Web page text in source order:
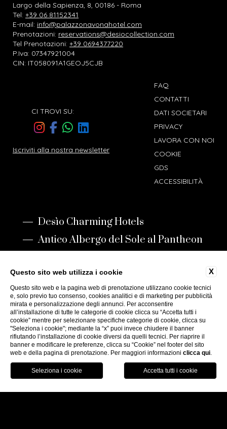
Largo della Sapienza, 8, 00186 - Roma
Tel: +39 06 81152341
E-mail: info@palazzonavonahotel.com
Prenotazioni: reservations@desiocollection.com
Tel Prenotazioni: +39 0694377220
P.Iva: 07347921004
CIN: IT058091A1GEOJ5CJB
CI TROVI SU:
Iscriviti alla nostra newsletter
FAQ
CONTATTI
DATI SOCIETARI
PRIVACY
LAVORA CON NOI
COOKIE
GDS
ACCESSIBILITÀ
Desìo Charming Hotels
Antico Albergo del Sole al Pantheon
WEBSITE BY BLASTNESS
X
Questo sito web utilizza i cookie
Questo sito web e la pagina web di prenotazione utilizzano cookie tecnici
e, solo previo tuo consenso, cookies analitici e di marketing per pubblicità
mirata e personalizzazione degli annunci. Per acconsentire
all’installazione di tutte le categorie di cookie clicca su “Accetta tutti i
cookie” mentre per selezionare specifiche categorie di cookie, clicca su
"Seleziona i cookie"; mediante la “x” puoi invece chiudere il banner
rifiutando l’installazione di cookie diversi da quelli tecnici. Per riaprire il
banner e modificare le preferenze, clicca su “Cookie” nel footer del sito
web e della pagina di prenotazione. Per maggiori informazioni clicca qui.